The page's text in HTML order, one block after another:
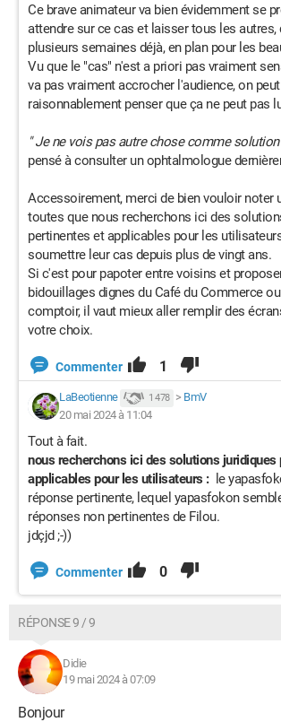
Ce brave animateur va bien évidemment se
attendre sur ce cas et laisser tous les autres,
plusieurs semaines déjà, en plan pour les
Vu que le "cas" n'est a priori pas vraiment
va pas vraiment accrocher l'audience, on peut
raisonnablement penser que ça ne peut pas
" Je ne vois pas autre chose comme solution
pensé à consulter un ophtalmologue
Accessoirement, merci de bien vouloir noter
toutes que nous recherchons ici des
pertinentes et applicables pour les
soumettre leur cas depuis plus de vingt ans.
Si c'est pour papoter entre voisins et
bidouillages dignes du Café du Commerce
comptoir, il vaut mieux aller remplir des
votre choix.
Commenter 1
LaBeotienne 1 478 > BmV
20 mai 2024 à 11:04
Tout à fait.
nous recherchons ici des solutions juridiques
applicables pour les utilisateurs : le
réponse pertinente, lequel yapasfokon
réponses non pertinentes de Filou.
jdçjd ;-))
Commenter 0
RÉPONSE 9 / 9
Didie
19 mai 2024 à 07:09
Bonjour